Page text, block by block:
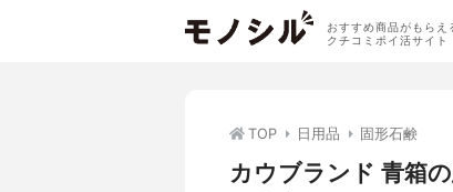
おすすめ商品がもらえ
クチコミポイ活サイト
TOP 日用品 固形石鹸
カウブランド 青箱